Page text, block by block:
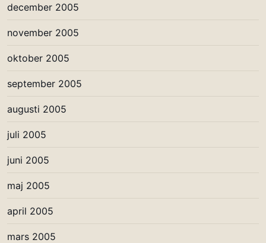
december 2005
november 2005
oktober 2005
september 2005
augusti 2005
juli 2005
juni 2005
maj 2005
april 2005
mars 2005